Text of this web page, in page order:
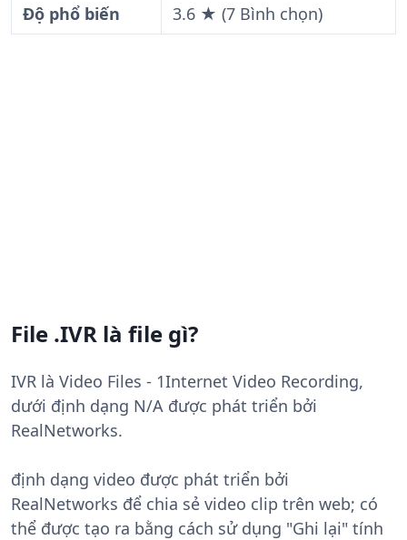
Độ phổ biến
3.6 ★ (7 Bình chọn)
File .IVR là file gì?
IVR là Video Files - 1Internet Video Recording,
dưới định dạng N/A được phát triển bởi
RealNetworks.
định dạng video được phát triển bởi
RealNetworks để chia sẻ video clip trên web; có
thể được tạo ra bằng cách sử dụng "Ghi lại" tính